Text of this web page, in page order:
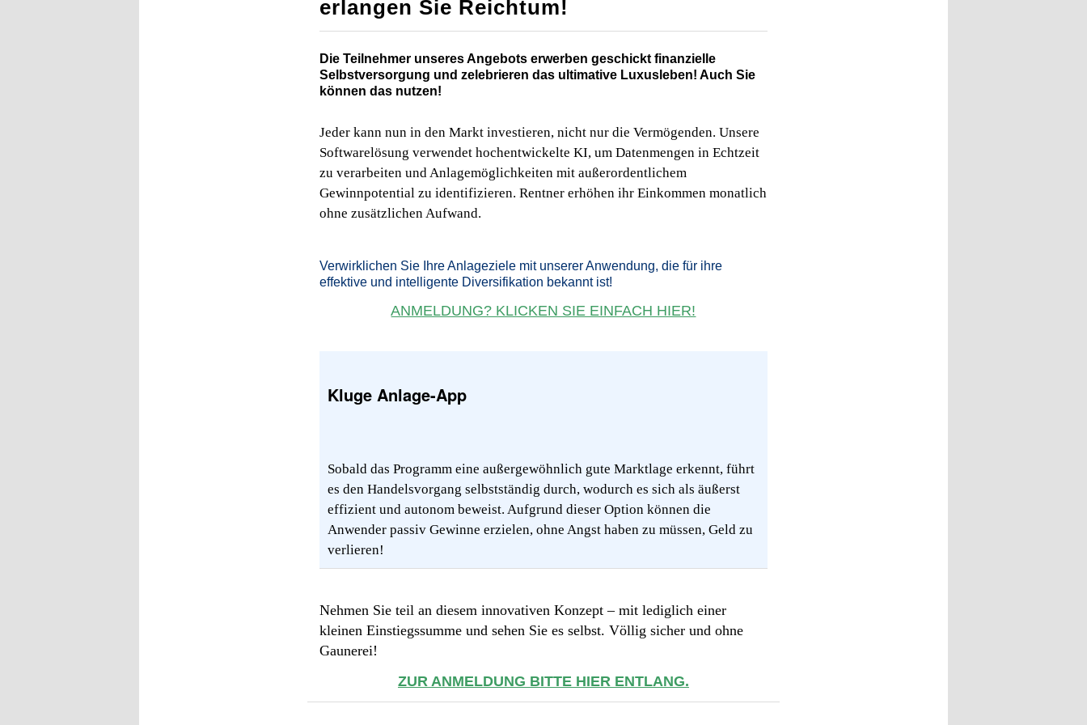
erlangen Sie Reichtum!
Die Teilnehmer unseres Angebots erwerben geschickt finanzielle
Selbstversorgung und zelebrieren das ultimative Luxusleben! Auch Sie
können das nutzen!
Jeder kann nun in den Markt investieren, nicht nur die Vermögenden. Unsere
Softwarelösung verwendet hochentwickelte KI, um Datenmengen in Echtzeit
zu verarbeiten und Anlagemöglichkeiten mit außerordentlichem
Gewinnpotential zu identifizieren. Rentner erhöhen ihr Einkommen monatlich
ohne zusätzlichen Aufwand.
Verwirklichen Sie Ihre Anlageziele mit unserer Anwendung, die für ihre
effektive und intelligente Diversifikation bekannt ist!
ANMELDUNG? KLICKEN SIE EINFACH HIER!
Kluge Anlage-App
Sobald das Programm eine außergewöhnlich gute Marktlage erkennt, führt
es den Handelsvorgang selbstständig durch, wodurch es sich als äußerst
effizient und autonom beweist. Aufgrund dieser Option können die
Anwender passiv Gewinne erzielen, ohne Angst haben zu müssen, Geld zu
verlieren!
Nehmen Sie teil an diesem innovativen Konzept – mit lediglich einer
kleinen Einstiegssumme und sehen Sie es selbst. Völlig sicher und ohne
Gaunerei!
ZUR ANMELDUNG BITTE HIER ENTLANG.